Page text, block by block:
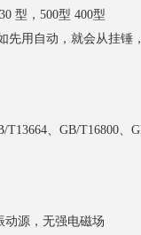
型，500型 400型
先用自动，就会从挂
、GB/T16800、
动源，无强电磁场